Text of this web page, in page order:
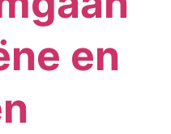
en